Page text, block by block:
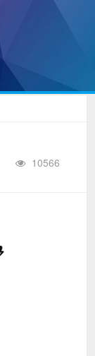
10566